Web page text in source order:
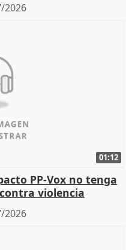
2026
01:12
PP-Vox no tenga
violencia
2026